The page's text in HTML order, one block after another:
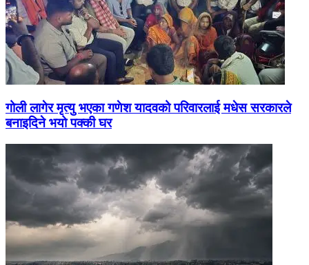
गोली लागेर मृत्यु भएका गणेश यादवको परिवारलाई मधेस सरकारले
बनाइदिने भयो पक्की घर